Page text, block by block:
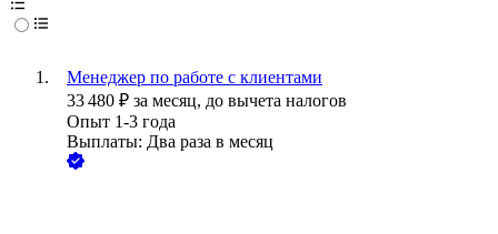
Менеджер по работе с клиентами
33 480 ₽ за месяц, до вычета налогов
Опыт 1-3 года
Выплаты: Два раза в месяц